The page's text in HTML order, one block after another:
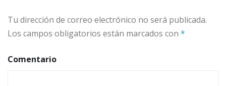
Tu dirección de correo electrónico no será publicada.
Los campos obligatorios están marcados con *
Comentario